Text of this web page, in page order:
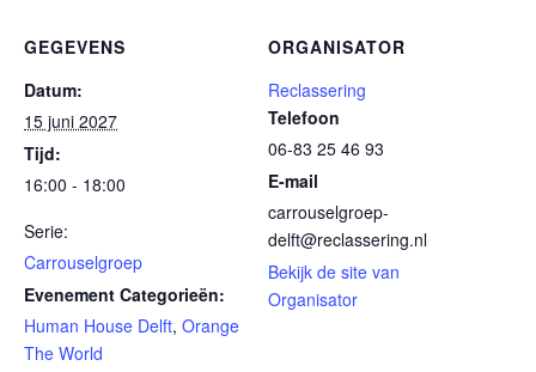
GEGEVENS
Datum:
15 juni 2027
Tijd:
16:00 - 18:00
Serie:
Carrouselgroep
Evenement Categorieën:
Human House Delft, Orange
The World
ORGANISATOR
Reclassering
Telefoon
06-83 25 46 93
E-mail
carrouselgroep-
delft@reclassering.nl
Bekijk de site van
Organisator